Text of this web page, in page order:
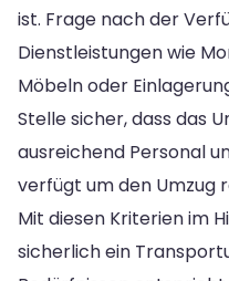
ist. Frage nach der
Dienstleistungen wie
Möbeln oder
Stelle sicher, dass das
ausreichend Personal
verfügt um den Umzug
Mit diesen Kriterien im
sicherlich ein